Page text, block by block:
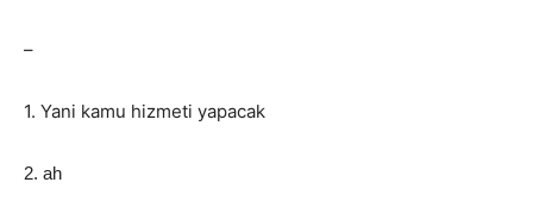
–
1. Yani kamu hizmeti yapacak
2. ah